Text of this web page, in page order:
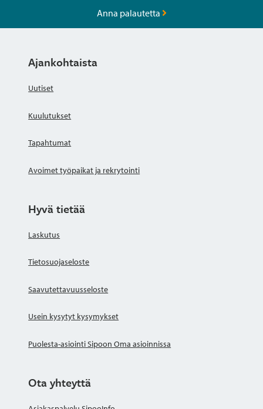
Anna palautetta
Ajankohtaista
Uutiset
Kuulutukset
Tapahtumat
Avoimet työpaikat ja rekrytointi
Hyvä tietää
Laskutus
Tietosuojaseloste
Saavutettavuusseloste
Usein kysytyt kysymykset
Puolesta-asiointi Sipoon Oma asioinnissa
Ota yhteyttä